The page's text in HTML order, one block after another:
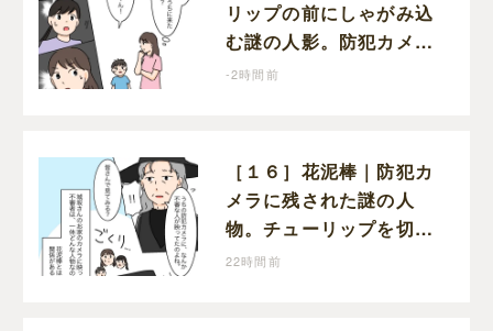
リップの前にしゃがみ込
む謎の人影。防犯カメラ
に映っていたのは娘の友
-2時間前
［１６］花泥棒｜防犯カ
メラに残された謎の人
物。チューリップを切っ
た犯人につながる証拠に
22時間前